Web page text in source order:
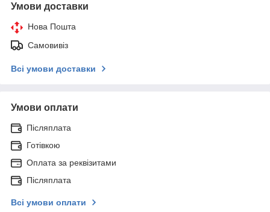
Умови доставки
Нова Пошта
Самовивіз
Всі умови доставки
Умови оплати
Післяплата
Готівкою
Оплата за реквізитами
Післяплата
Всі умови оплати